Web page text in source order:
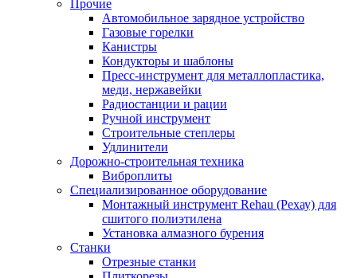
Прочие
Автомобильное зарядное устройство
Газовые горелки
Канистры
Кондукторы и шаблоны
Пресс-инструмент для металлопластика,
меди, нержавейки
Радиостанции и рации
Ручной инструмент
Строительные степлеры
Удлинители
Дорожно-строительная техника
Виброплиты
Специализированное оборудование
Монтажный инструмент Rehau (Рехау) для
сшитого полиэтилена
Установка алмазного бурения
Станки
Отрезные станки